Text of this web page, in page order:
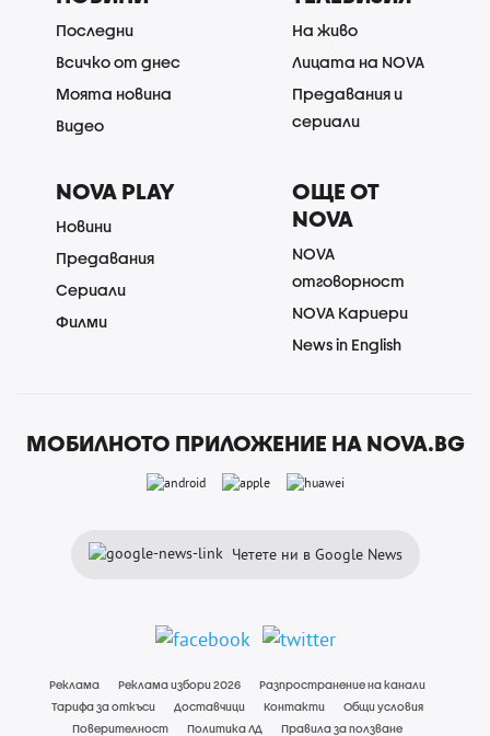
Последни
Всичко от днес
Моята новина
Видео
На живо
Лицата на NOVA
Предавания и
сериали
NOVA PLAY
Новини
Предавания
Сериали
Филми
ОЩЕ ОТ
NOVA
NOVA
отговорност
NOVA Кариери
News in English
МОБИЛНОТО ПРИЛОЖЕНИЕ НА NOVA.BG
Четете ни в Google News
Реклама Реклама избори 2026
Разпространение на канали
Тарифа за откъси
Доставчици Контакти
Общи условия
Поверителност
Политика ЛД Правила за ползване